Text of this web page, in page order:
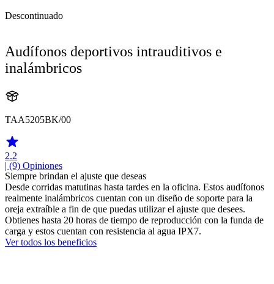
Descontinuado
Audífonos deportivos intrauditivos e
inalámbricos
TAA5205BK/00
2.2
| (9) Opiniones
Siempre brindan el ajuste que deseas
Desde corridas matutinas hasta tardes en la oficina. Estos audífonos
realmente inalámbricos cuentan con un diseño de soporte para la
oreja extraíble a fin de que puedas utilizar el ajuste que desees.
Obtienes hasta 20 horas de tiempo de reproducción con la funda de
carga y estos cuentan con resistencia al agua IPX7.
Ver todos los beneficios